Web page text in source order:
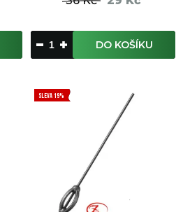
DO KOŠÍKU
SLEVA 19%